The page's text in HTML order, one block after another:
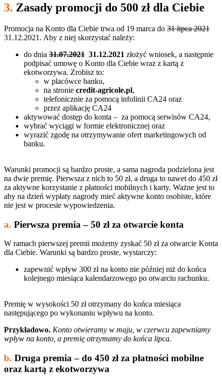
3. Zasady promocji do 500 zł dla Ciebie
Promocja na Konto dla Ciebie trwa od 19 marca do 31 lipca 2021
31.12.2021. Aby z niej skorzystać należy:
do dnia 31.07.2021 31.12.2021 złożyć wniosek, a następnie
podpisać umowę o Konto dla Ciebie wraz z kartą z
ekotworzywa. Zrobisz to:
w placówce banku,
na stronie credit-agricole.pl,
telefonicznie za pomocą infolinii CA24 oraz
przez aplikację CA24
aktywować dostęp do konta – za pomocą serwisów CA24,
wybrać wyciągi w formie elektronicznej oraz
wyrazić zgodę na otrzymywanie ofert marketingowych od
banku.
Warunki promocji są bardzo proste, a sama nagroda podzielona jest
na dwie premię. Pierwsza z nich to 50 zł, a druga to nawet do 450 zł
za aktywne korzystanie z płatności mobilnych i karty. Ważne jest to
aby na dzień wypłaty nagrody mieć aktywne konto osobiste, które
nie jest w procesie wypowiedzenia.
a. Pierwsza premia – 50 zł za otwarcie konta
W ramach pierwszej premii możemy zyskać 50 zł za otwarcie Konta
dla Ciebie. Warunki są bardzo proste, wystarczy:
zapewnić wpływ 300 zł na konto nie później niż do końca
kolejnego miesiąca kalendarzowego po otwarciu rachunku.
Premię w wysokości 50 zł otrzymany do końca miesiąca
następującego po wykonaniu wpływu na konto.
Przykładowo. Konto otwieramy w maju, w czerwcu zapewniamy
wpływ na konto, a premię otrzymamy do końca lipca.
b. Druga premia – do 450 zł za płatności mobilne
oraz kartą z ekotworzywa